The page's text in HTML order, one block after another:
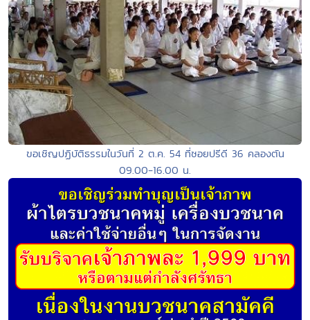
ขอเชิญปฏิบัติธรรมในวันที่ 2 ต.ค. 54 ที่ซอยปรีดี 36 คลองตัน
09.00-16.00 น.